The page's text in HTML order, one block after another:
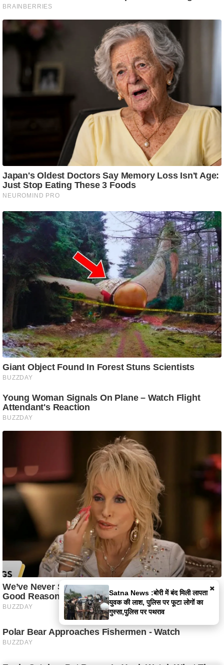
×
Satna News :बोरी में बंद मिली लापता
युवक की लाश, पुलिस पर फूटा लोगों का
गुस्सा,पुलिस पर पथराव